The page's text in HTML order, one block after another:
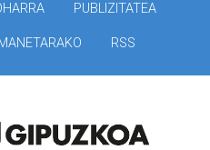
PUBLIZITATEA
RSS